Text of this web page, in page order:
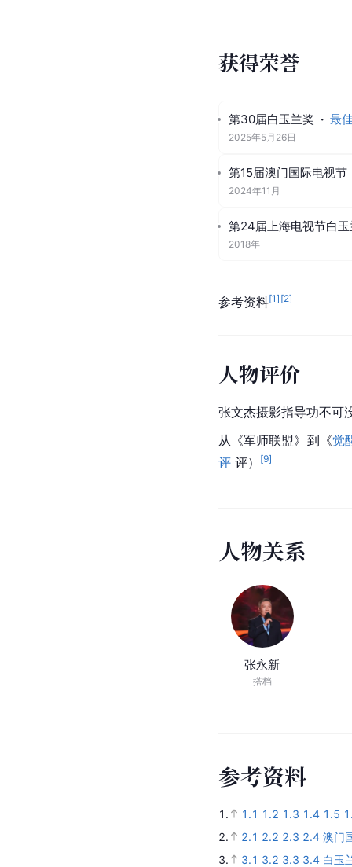
获得荣誉
第30届白玉兰奖 · 最
2025年5月26日
第15届澳门国际电视节
2024年11月
第24届上海电视节白
2018年
参考资料[1] [2]
人物评价
张文杰摄影指导功不可
从《军师联盟》到《觉
评 评） [9]
人物关系
张永新
搭档
参考资料
1. 1.1 1.2 1.3 1.4 1.5
2.
2.1 2.2 2.3 2.4 澳门
3.
3.1 3.2 3.3 3.4 白玉